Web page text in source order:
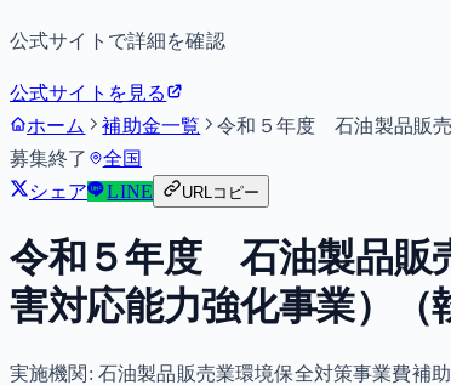
公式サイトで詳細を確認
公式サイトを見る
ホーム
補助金一覧
令和５年度 石油製品販売
募集終了
全国
シェア
LINE URLコピー
令和５年度 石油製品販
害対応能力強化事業）（
実施機関: 石油製品販売業環境保全対策事業費補